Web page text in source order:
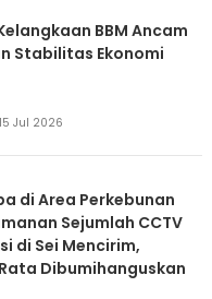
BBM Ancam
Stabilitas Ekonomi
15 Jul 2026
di Area Perkebunan
Sejumlah CCTV
di Sei Mencirim,
Dibumihanguskan